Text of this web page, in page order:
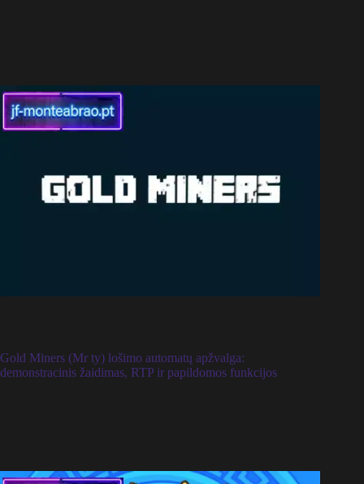
Gold Miners (Mr ty) lošimo automatų apžvalga:
demonstracinis žaidimas, RTP ir papildomos funkcijos